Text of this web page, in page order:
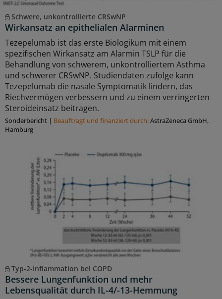
Schwere, unkontrollierte CRSwNP
Wirkansatz an epithelialen Alarminen
Tezepelumab ist das erste Biologikum mit einem
spezifischen Wirkansatz am Alarmin TSLP für die
Behandlung von schwerem, unkontrolliertem Asthma
und schwerer CRSwNP. Studiendaten zufolge kann
Tezepelumab die nasale Symptomatik lindern, das
Riechvermögen verbessern und zu einem verringerten
Steroideinsatz beitragen.
Sonderbericht | Beauftragt und ﬁnanziert durch:AstraZeneca GmbH,
Hamburg
Typ-2-Inflammation bei COPD
Bessere Lungenfunktion und mehr
Lebensqualität durch IL-4/-13-Hemmung